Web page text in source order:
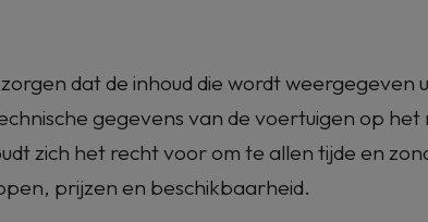
dat de inhoud die wordt
gegevens van de voertuigen op
zich het recht voor om te allen tijde en
prijzen en beschikbaarheid.